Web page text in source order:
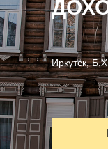
Иркутск,